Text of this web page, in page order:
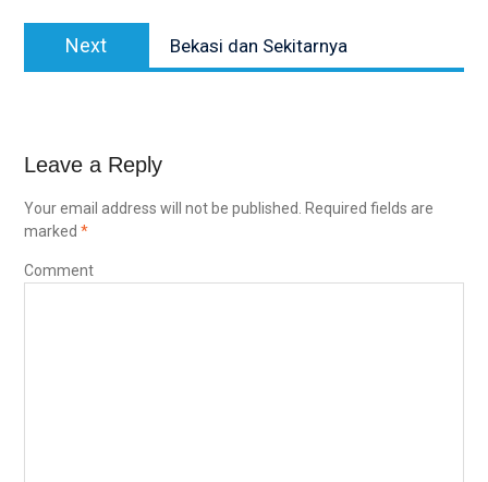
Next
Next
post:
Bekasi dan Sekitarnya
Leave a Reply
Your email address will not be published.
Required fields are
marked *
Comment